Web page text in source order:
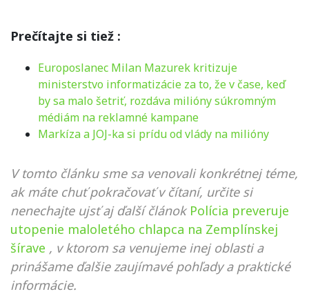
Prečítajte si tiež :
Europoslanec Milan Mazurek kritizuje
ministerstvo informatizácie za to, že v čase, keď
by sa malo šetriť, rozdáva milióny súkromným
médiám na reklamné kampane
Markíza a JOJ-ka si prídu od vlády na milióny
V tomto článku sme sa venovali konkrétnej téme,
ak máte chuť pokračovať v čítaní, určite si
nenechajte ujsť aj ďalší článok Polícia preveruje
utopenie maloletého chlapca na Zemplínskej
šírave , v ktorom sa venujeme inej oblasti a
prinášame ďalšie zaujímavé pohľady a praktické
informácie.